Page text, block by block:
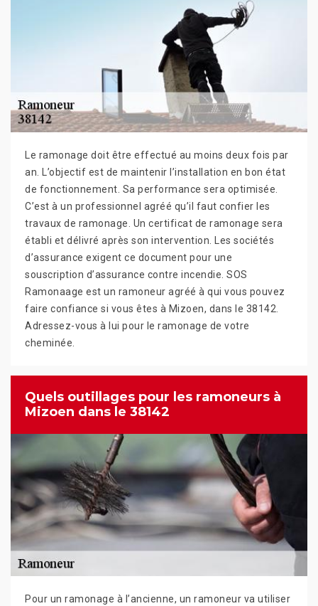
Le ramonage doit être effectué au moins deux fois par
an. L’objectif est de maintenir l’installation en bon état
de fonctionnement. Sa performance sera optimisée.
C’est à un professionnel agréé qu’il faut confier les
travaux de ramonage. Un certificat de ramonage sera
établi et délivré après son intervention. Les sociétés
d’assurance exigent ce document pour une
souscription d’assurance contre incendie. SOS
Ramonaage est un ramoneur agréé à qui vous pouvez
faire confiance si vous êtes à Mizoen, dans le 38142.
Adressez-vous à lui pour le ramonage de votre
cheminée.
Quels outillages pour les ramoneurs à
Mizoen dans le 38142
Pour un ramonage à l’ancienne, un ramoneur va utiliser